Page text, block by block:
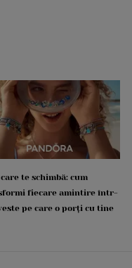
te schimbă: cum
fiecare amintire într-
pe care o porți cu tine